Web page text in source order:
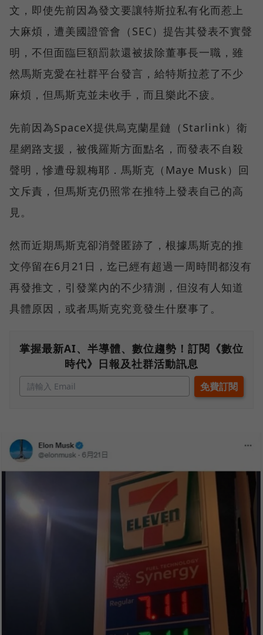
文，即使先前因為發文要讓特斯拉私有化而惹上
大麻煩，遭美國證管會（SEC）提告其發表不實聲
明，不但面臨巨額罰款還被拔除董事長一職，雖
然馬斯克愛在社群平台發言，給特斯拉惹了不少
麻煩，但馬斯克並未收手，而且樂此不疲。
先前因為SpaceX提供烏克蘭星鏈（Starlink）衛
星網路支援，被俄羅斯方面點名，而發表不自殺
聲明，慘遭母親梅耶．馬斯克（Maye Musk）回
文斥責，但馬斯克仍照常在推特上發表自己的高
見。
然而近期馬斯克卻消聲匿跡了，根據馬斯克的推
文停留在6月21日，迄已經有超過一周時間都沒有
再發推文，引發業內的不少猜測，但沒有人知道
具體原因，或者馬斯克究竟發生什麼事了。
掌握最新AI、半導體、數位趨勢！訂閱《數位
時代》日報及社群活動訊息